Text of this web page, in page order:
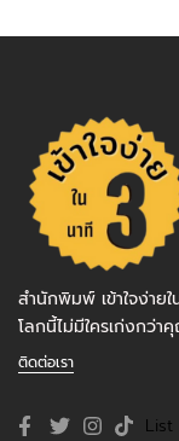
สำนักพิมพ์ เข้าใจง่าย
โลกนี้ไม่มีใครเก่งกว่
ติดต่อเรา
List